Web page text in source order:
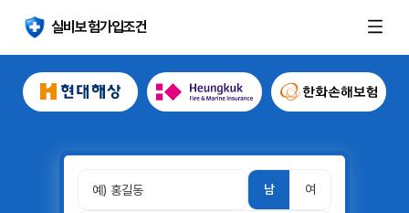
실비보험가입조건
남 여